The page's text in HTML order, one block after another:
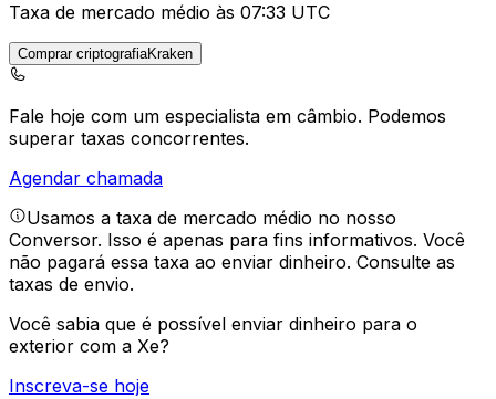
Taxa de mercado médio às 07:33 UTC
Comprar criptografiaKraken
Fale hoje com um especialista em câmbio. Podemos
superar taxas concorrentes.
Agendar chamada
Usamos a taxa de mercado médio no nosso
Conversor. Isso é apenas para fins informativos. Você
não pagará essa taxa ao enviar dinheiro. Consulte as
taxas de envio.
Você sabia que é possível enviar dinheiro para o
exterior com a Xe?
Inscreva-se hoje